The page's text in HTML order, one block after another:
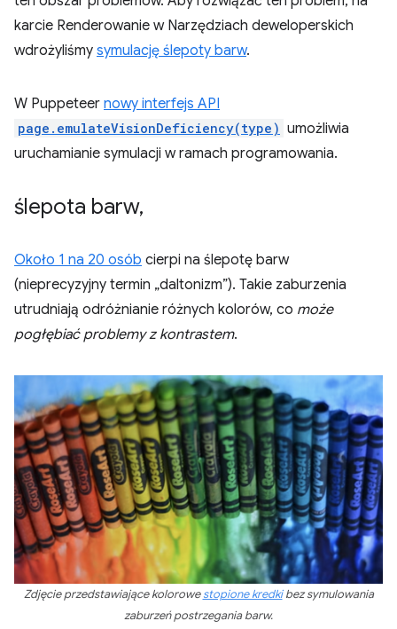
karcie Renderowanie w Narzędziach deweloperskich
wdrożyliśmy symulację ślepoty barw.
W Puppeteer nowy interfejs API
page.emulateVisionDeficiency(type) umożliwia
uruchamianie symulacji w ramach programowania.
ślepota barw,
Około 1 na 20 osób cierpi na ślepotę barw
(nieprecyzyjny termin „daltonizm”). Takie zaburzenia
utrudniają odróżnianie różnych kolorów, co może
pogłębiać problemy z kontrastem.
Zdjęcie przedstawiające kolorowestopione kredkibez symulowania
zaburzeń postrzegania barw.